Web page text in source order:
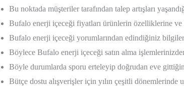
Bu noktada müşteriler tarafından talep artışları
Bufalo enerji içeceği fiyatları ürünlerin özelliklerine
Bufalo enerji içeceği yorumlarından edindiğiniz
Böylece Bufalo enerji içeceği satın alma
Böyle durumlarda sporu erteleyip doğrudan eve
Bütçe dostu alışverişler için yılın çeşitli